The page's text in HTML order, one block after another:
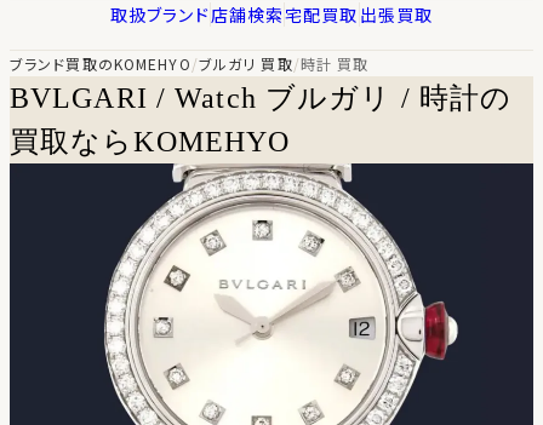
取扱ブランド店舗検索宅配買取 出張買取
ブランド買取のKOMEHYO/ブルガリ 買取/時計 買取
BVLGARI / Watch ブルガリ / 時計の
買取ならKOMEHYO